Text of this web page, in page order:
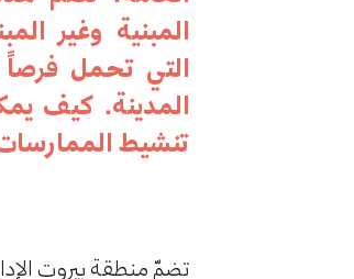
المبنية وغير
التي تحمل فرصاً
المدينة. كيف
تنشيط الممارسات